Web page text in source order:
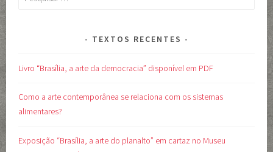
TEXTOS RECENTES
Livro “Brasília, a arte da democracia” disponível em PDF
Como a arte contemporânea se relaciona com os sistemas
alimentares?
Exposição “Brasília, a arte do planalto” em cartaz no Museu